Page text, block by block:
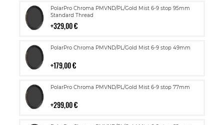
PolarPro Chroma PMVND/PL/Gold Mist 6-9 stop 95mm
Standard Thread
329,00 €
Lisää
ostoskoriin
PolarPro Chroma PMVND/PL/Gold Mist 6-9 stop 49mm
179,00 €
Lisää
PolarPro Chroma PMVND/PL/Gold Mist 6-9 stop 77mm
299,00 €
Lisää